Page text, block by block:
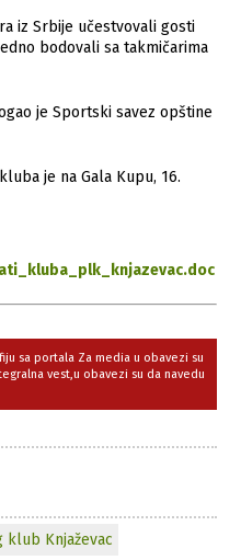
iz Srbije učestvovali gosti
bodovali sa takmičarima
je Sportski savez opštine
je na Gala Kupu, 16.
sa portala Za media u obavezi su
vest,u obavezi su da navedu
klub Knjaževac